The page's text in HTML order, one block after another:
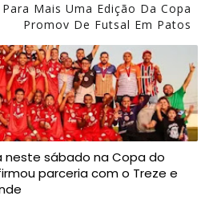
Mais Uma Edição Da Copa
Promov De Futsal Em Patos
neste sábado na Copa do
parceria com o Treze e